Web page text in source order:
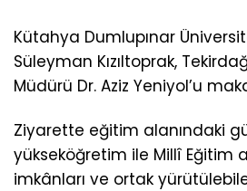
Kütahya Dumlupınar
Süleyman Kızıltoprak,
Müdürü Dr. Aziz Yeniyol’u
Ziyarette eğitim alanındaki
yükseköğretim ile Millî Eğitim
imkânları ve ortak